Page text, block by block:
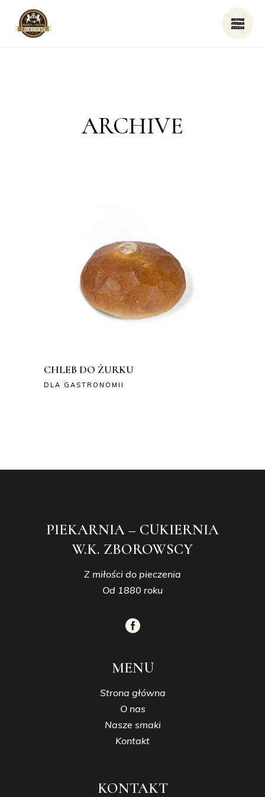
ARCHIVE
CHLEB DO ŻURKU
DLA GASTRONOMII
PIEKARNIA – CUKIERNIA
W.K. ZBOROWSCY
Z miłości do pieczenia
Od 1880 roku
MENU
Strona główna
O nas
Nasze smaki
Kontakt
KONTAKT